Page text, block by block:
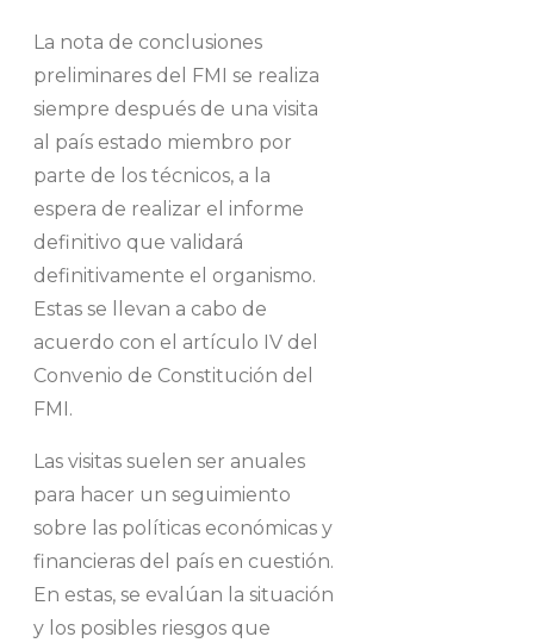
La nota de conclusiones
preliminares del FMI se realiza
siempre después de una visita
al país estado miembro por
parte de los técnicos, a la
espera de realizar el informe
definitivo que validará
definitivamente el organismo.
Estas se llevan a cabo de
acuerdo con el artículo IV del
Convenio de Constitución del
FMI.
Las visitas suelen ser anuales
para hacer un seguimiento
sobre las políticas económicas y
financieras del país en cuestión.
En estas, se evalúan la situación
y los posibles riesgos que